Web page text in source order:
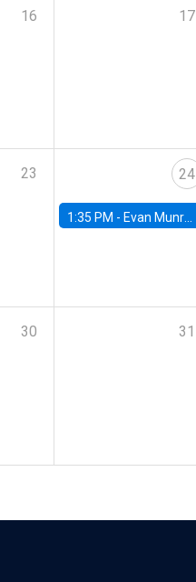
16 17
23 24
1:35 PM - Evan Munro, Neyman Visiting Assistant Professor in the Department of Statistics at UC Berkeley
30 31